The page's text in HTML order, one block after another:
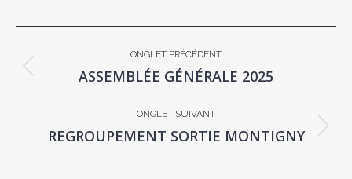
DE
COMMENTAIRE
ONGLET PRÉCÉDENT
Onglet
ASSEMBLÉE GÉNÉRALE 2025
ONGLET SUIVANT
Onglet
REGROUPEMENT SORTIE MONTIGNY